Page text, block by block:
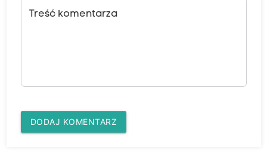
Treść komentarza
DODAJ KOMENTARZ